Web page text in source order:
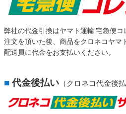
弊社の代金引換はヤマト運輸 宅急便
注文を頂いた後、商品をクロネコヤマ
配送員に代金をお支払いください。
■代金後払い （クロネコ代金後